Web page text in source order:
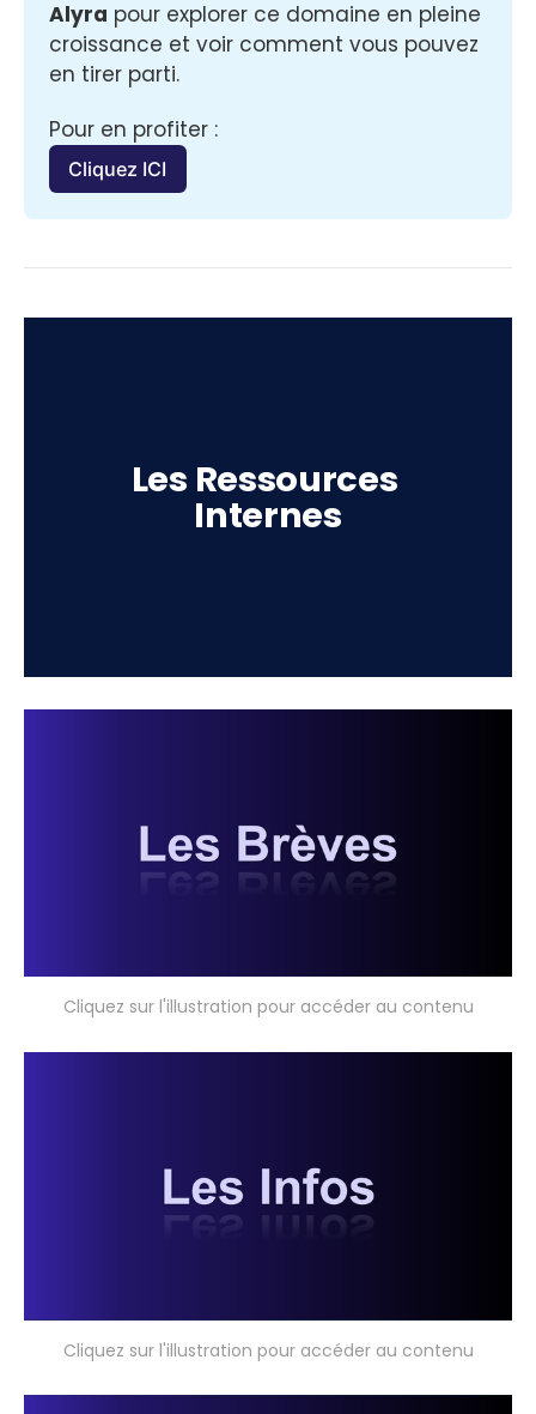
Alyra pour explorer ce domaine en pleine
croissance et voir comment vous pouvez
en tirer parti.
Pour en profiter :
Cliquez ICI
Les Ressources
Internes
Cliquez sur l'illustration pour accéder au contenu
Cliquez sur l'illustration pour accéder au contenu